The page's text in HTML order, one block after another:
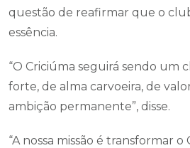
questão de reafirmar que o
essência.
“O Criciúma seguirá sendo um
forte, de alma carvoeira, de
ambição permanente”, disse.
“A nossa missão é transformar